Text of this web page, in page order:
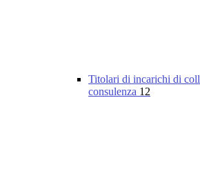
Titolari di incarichi di
consulenza 12